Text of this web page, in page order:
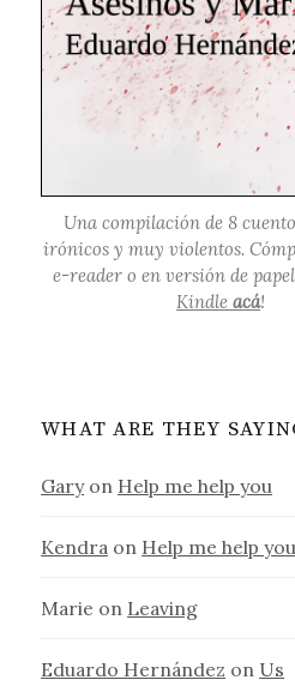
Una compilación de 8
irónicos y muy violentos.
e-reader o en versión de
Kindleacá!
WHAT ARE THEY
Garyon Help me help you
Kendra on Help me help you
Marie on Leaving
Eduardo Hernández on Us